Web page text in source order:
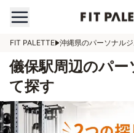
FIT PALETTE 沖縄県のパーソナル
儀保駅周辺のパ
て探す